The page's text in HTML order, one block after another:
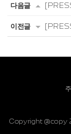
다음글
이전글
Copyright @copy